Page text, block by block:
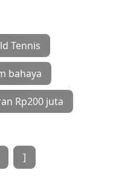
Tennis
bahaya
Rp200 juta
]